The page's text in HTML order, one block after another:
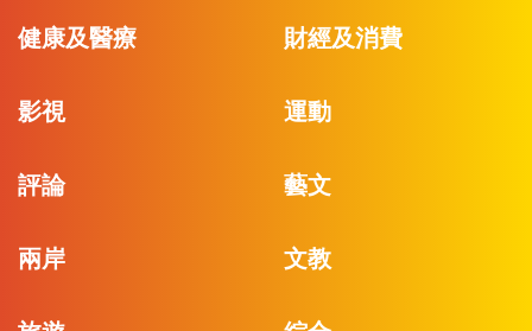
健康及醫療 財經及消費
影視 運動
評論 藝文
兩岸 文教